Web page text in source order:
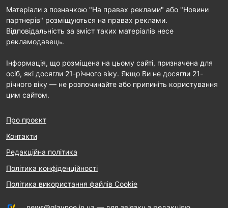
Матеріали з позначкою "На правах реклами" або "Новини
партнерів" розміщуються на правах реклами.
Відповідальність за зміст таких матеріалів несе
рекламодавець.
Інформація, що розміщена на цьому сайті, призначена для
осіб, які досягли 21-річного віку. Якщо Ви не досягли 21-
річного віку — не розпочинайте або припиніть користування
цим сайтом.
Про проєкт
Контакти
Редакційна політика
Політика конфіденційності
Політика використання файлів Cookie